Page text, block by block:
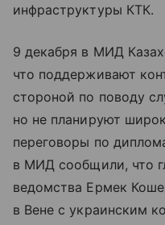
инфраструктуры КТК.
9 декабря в МИД
что поддерживают
стороной по поводу
но не планируют
переговоры по
в МИД сообщили, что
ведомства Ермек
в Вене с украинским